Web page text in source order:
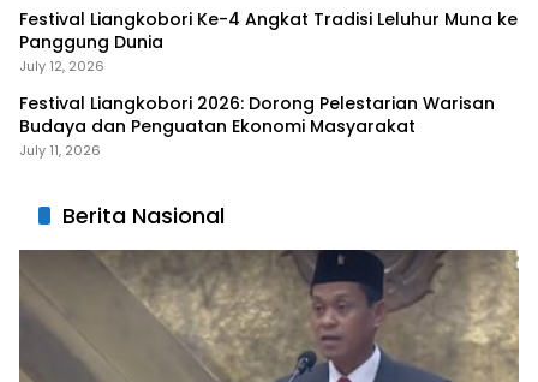
Festival Liangkobori Ke-4 Angkat Tradisi Leluhur Muna ke
Panggung Dunia
July 12, 2026
Festival Liangkobori 2026: Dorong Pelestarian Warisan
Budaya dan Penguatan Ekonomi Masyarakat
July 11, 2026
Berita Nasional